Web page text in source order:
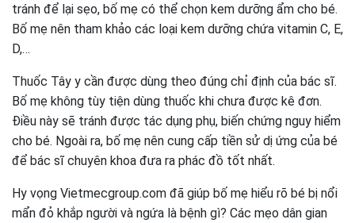
tránh để lại sẹo, bố mẹ có thể chọn kem dưỡng ẩm cho bé.
Bố mẹ nên tham khảo các loại kem dưỡng chứa vitamin C, E,
D,…
Thuốc Tây y cần được dùng theo đúng chỉ định của bác sĩ.
Bố mẹ không tùy tiện dùng thuốc khi chưa được kê đơn.
Điều này sẽ tránh được tác dụng phụ, biến chứng nguy hiểm
cho bé. Ngoài ra, bố mẹ nên cung cấp tiền sử dị ứng của bé
để bác sĩ chuyên khoa đưa ra phác đồ tốt nhất.
Hy vọng Vietmecgroup.com đã giúp bố mẹ hiểu rõ bé bị nổi
mẩn đỏ khắp người và ngứa là bệnh gì? Các mẹo dân gian